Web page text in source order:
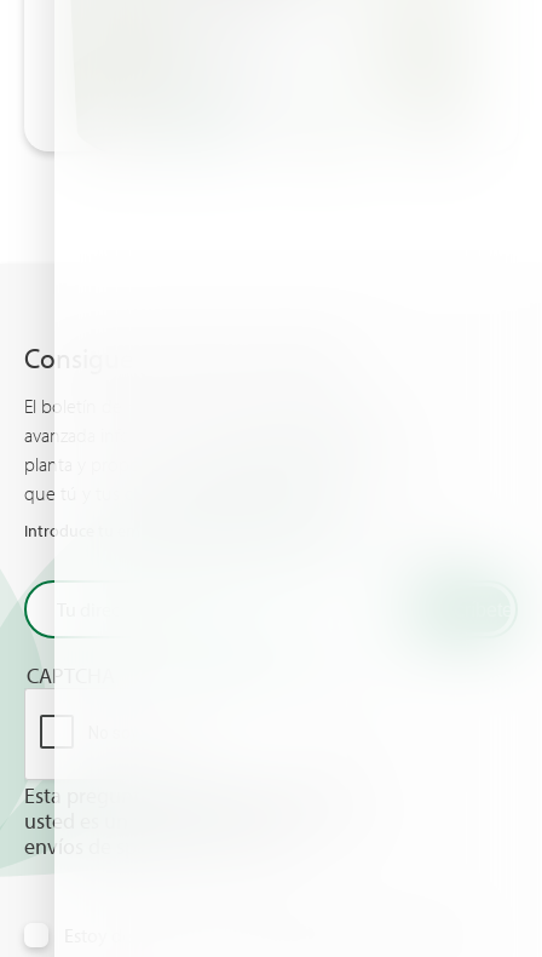
Consigue lo último de Haifa
El boletín de Haifa te mantiene al día con la más
avanzada información acerca de la nutrición de la
planta y proporciona las últimas noticias y eventos
que tú y tus cultivos deberían conocer.
Introduce tu email y recibe las últimas novedades de Haifa
CAPTCHA
Esta pregunta es para comprobar si
usted es un visitante humano y prevenir
envíos de spam automatizado.